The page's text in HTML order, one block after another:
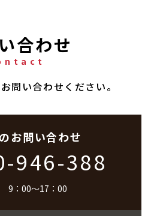
合わせ
問い合わせください。
お問い合わせ
946-388
9：00～17：00